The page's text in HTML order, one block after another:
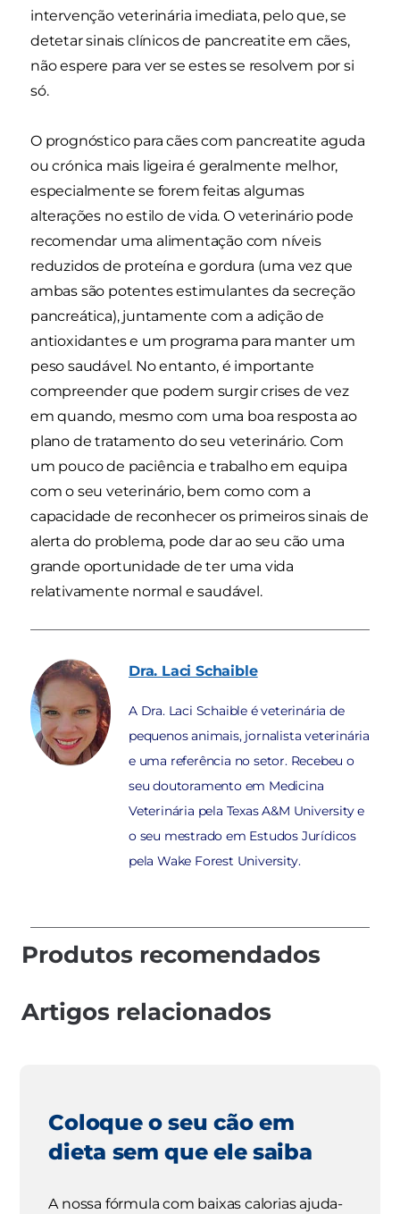
intervenção veterinária imediata, pelo que, se
detetar sinais clínicos de pancreatite em cães,
não espere para ver se estes se resolvem por si
só.
O prognóstico para cães com pancreatite aguda
ou crónica mais ligeira é geralmente melhor,
especialmente se forem feitas algumas
alterações no estilo de vida. O veterinário pode
recomendar uma alimentação com níveis
reduzidos de proteína e gordura (uma vez que
ambas são potentes estimulantes da secreção
pancreática), juntamente com a adição de
antioxidantes e um programa para manter um
peso saudável. No entanto, é importante
compreender que podem surgir crises de vez
em quando, mesmo com uma boa resposta ao
plano de tratamento do seu veterinário. Com
um pouco de paciência e trabalho em equipa
com o seu veterinário, bem como com a
capacidade de reconhecer os primeiros sinais de
alerta do problema, pode dar ao seu cão uma
grande oportunidade de ter uma vida
relativamente normal e saudável.
Dra. Laci Schaible
A Dra. Laci Schaible é veterinária de
pequenos animais, jornalista veterinária
e uma referência no setor. Recebeu o
seu doutoramento em Medicina
Veterinária pela Texas A&M University e
o seu mestrado em Estudos Jurídicos
pela Wake Forest University.
Produtos recomendados
Artigos relacionados
Coloque o seu cão em
dieta sem que ele saiba
A nossa fórmula com baixas calorias ajuda-